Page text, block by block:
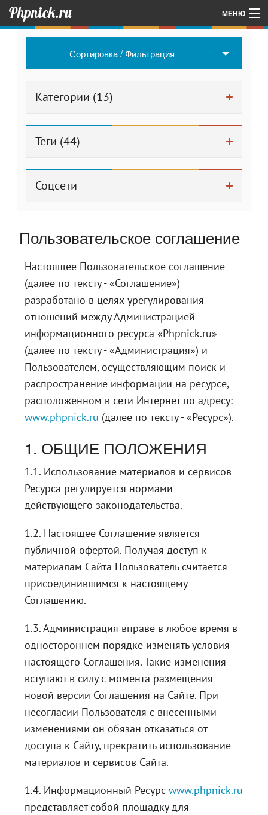
Phpnick.ru МЕНЮ
Главная
Сортировка / Фильтрация
Категории (13)
Теги (44)
Соцсети
Пользовательское соглашение
Настоящее Пользовательское соглашение
(далее по тексту - «Соглашение»)
разработано в целях урегулирования
отношений между Администрацией
информационного ресурса «Phpnick.ru»
(далее по тексту - «Администрация») и
Пользователем, осуществляющим поиск и
распространение информации на ресурсе,
расположенном в сети Интернет по адресу:
www.phpnick.ru (далее по тексту - «Ресурс»).
1. ОБЩИЕ ПОЛОЖЕНИЯ
1.1. Использование материалов и сервисов
Ресурса регулируется нормами
действующего законодательства.
1.2. Настоящее Соглашение является
публичной офертой. Получая доступ к
материалам Сайта Пользователь считается
присоединившимся к настоящему
Соглашению.
1.3. Администрация вправе в любое время в
одностороннем порядке изменять условия
настоящего Соглашения. Такие изменения
вступают в силу с момента размещения
новой версии Соглашения на Сайте. При
несогласии Пользователя с внесенными
изменениями он обязан отказаться от
доступа к Сайту, прекратить использование
материалов и сервисов Сайта.
1.4. Информационный Ресурс www.phpnick.ru
представляет собой площадку для